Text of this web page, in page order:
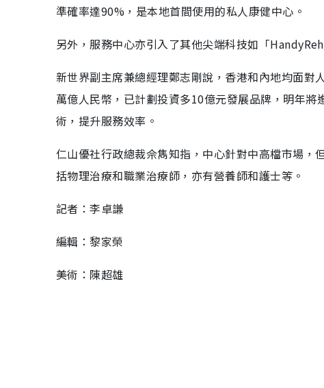
準確率達90%，是本地首間使用的私人康健中心。
另外，服務中心亦引入了其他尖端科技如「
新世界副主席兼總經理鄭志剛說，香港和內地均面
萬億人民幣，已計劃投資多10億元發展品牌，明年
術，提升服務效率。
仁山優社行政總裁佘雋知指，中心針對中高檔市場
括物理治療和職業治療師，亦有營養師和護士等。
記者：李卓謙
編輯：黎家榮
美術：陳超雄